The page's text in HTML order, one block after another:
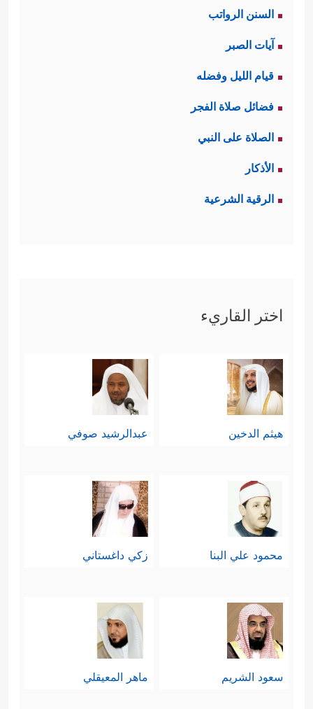
السنن الرواتب
آيات الصبر
قيام الليل وفضله
فضائل صلاة الفجر
الصلاة على النبي
الأذكار
الرقية الشرعية
اختر القاريء
هيثم الدخين عبدالرشيد صوفي
محمود علي البنا زكي داغستاني
سعود الشريم ماهر المعيقلي